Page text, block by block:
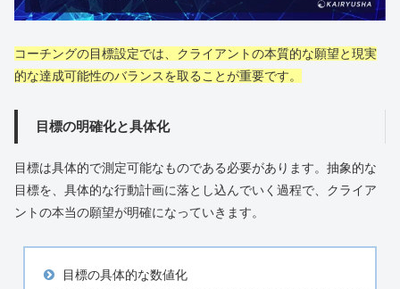
コーチングの目標設定では、クライアントの本質的な願望と現実
的な達成可能性のバランスを取ることが重要です。
目標の明確化と具体化
目標は具体的で測定可能なものである必要があります。抽象的な
目標を、具体的な行動計画に落とし込んでいく過程で、クライア
ントの本当の願望が明確になっていきます。
目標の具体的な数値化